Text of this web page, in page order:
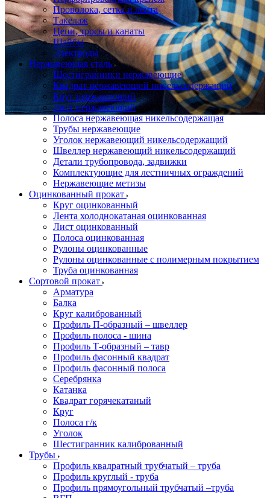
Проволока, сетка и лента
Такелаж
Цепи, тросы и канаты
Шайбы
Электроды
Нержавеющая сталь
Шестигранники нержавеющие
Квадрат нержавеющий никельсодержащий
Круг нержавеющий
Лист нержавеющий
Полоса нержавеющая никельсодержащая
Трубы нержавеющие
Уголок нержавеющий никельсодержащий
Швеллер нержавеющий никельсодержащий
Детали трубопровода, задвижки
Комплектующие для лестничных ограждений
Нержавеющие метизы
Оцинкованный прокат
Круг оцинкованный
Лента холоднокатаная оцинкованная
Лист оцинкованный
Полоса оцинкованная
Рулоны оцинкованные
Рулоны оцинкованные с полимерным покрытием
Труба оцинкованная
Сортовой прокат
Арматура
Балка
Круг калиброванный
Профиль П-образный – швеллер
Профиль полоса - шина
Профиль Т-образный – тавр
Профиль фасонный квадрат
Профиль фасонный полоса
Серебрянка
Катанка
Квадрат горячекатаный
Круг
Полоса г/к
Уголок
Шестигранник калиброванный
Трубы
Профиль квадратный трубчатый – труба
Профиль круглый - труба
Профиль прямоугольный трубчатый –труба